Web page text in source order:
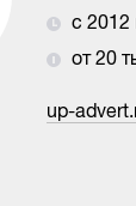
с 2012
от 20
up-